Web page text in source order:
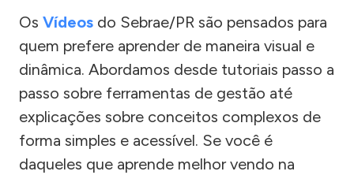
Os Vídeos do Sebrae/PR são pensados para
quem prefere aprender de maneira visual e
dinâmica. Abordamos desde tutoriais passo a
passo sobre ferramentas de gestão até
explicações sobre conceitos complexos de
forma simples e acessível. Se você é
daqueles que aprende melhor vendo na